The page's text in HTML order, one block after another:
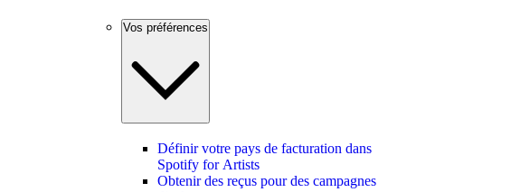
Vos préférences
Définir votre pays de facturation dans
Spotify for Artists
Obtenir des reçus pour des campagnes